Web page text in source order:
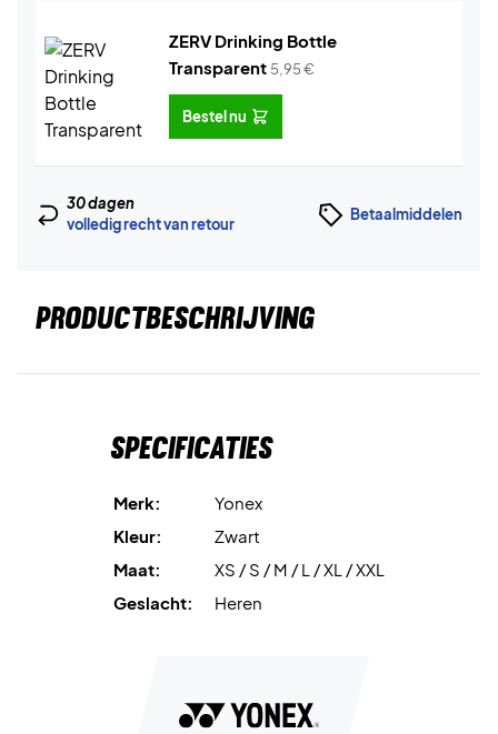
ZERV Drinking Bottle
Transparent 5,95€
Bestel nu
30 dagen
volledig recht van retour
Betaalmiddelen
PRODUCTBESCHRIJVING
Specificaties
Merk:
Yonex
Kleur:
Zwart
Maat:
XS / S / M / L / XL / XXL
Geslacht:
Heren